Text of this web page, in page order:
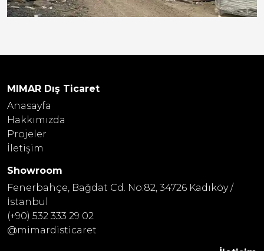
MIMAR Dış Ticaret
Anasayfa
Hakkımızda
Projeler
İletişim
Showroom
Fenerbahçe, Bağdat Cd. No:82, 34726 Kadıköy /
İstanbul
(+90) 532 333 29 02
@mimardisticaret